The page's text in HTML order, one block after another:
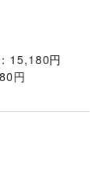
15,180円
円